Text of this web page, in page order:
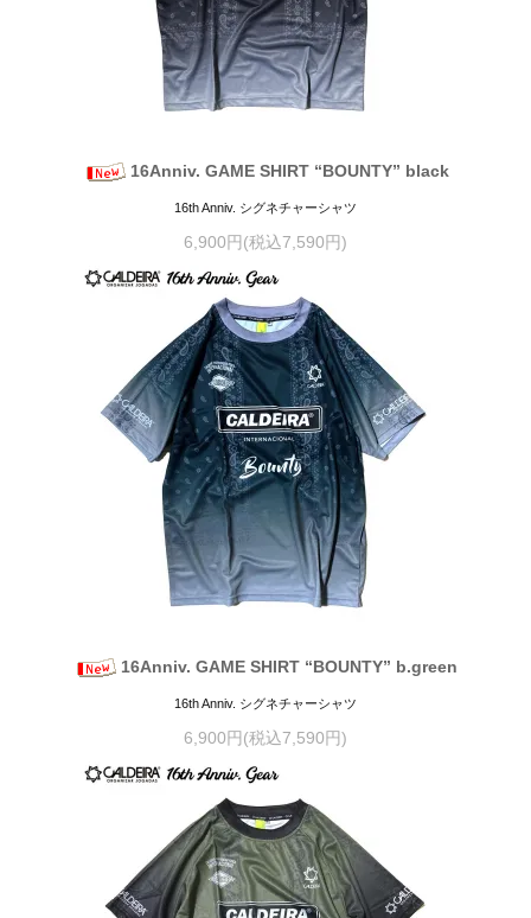
16Anniv. GAME SHIRT “BOUNTY” black
16th Anniv. シグネチャーシャツ
6,900円(税込7,590円)
16Anniv. GAME SHIRT “BOUNTY” b.green
16th Anniv. シグネチャーシャツ
6,900円(税込7,590円)